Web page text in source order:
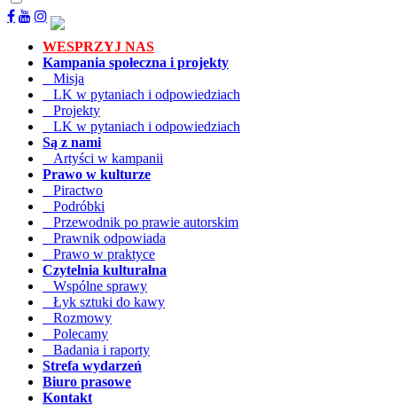
WESPRZYJ NAS
Kampania społeczna i projekty
Misja
LK w pytaniach i odpowiedziach
Projekty
LK w pytaniach i odpowiedziach
Są z nami
Artyści w kampanii
Prawo w kulturze
Piractwo
Podróbki
Przewodnik po prawie autorskim
Prawnik odpowiada
Prawo w praktyce
Czytelnia kulturalna
Wspólne sprawy
Łyk sztuki do kawy
Rozmowy
Polecamy
Badania i raporty
Strefa wydarzeń
Biuro prasowe
Kontakt